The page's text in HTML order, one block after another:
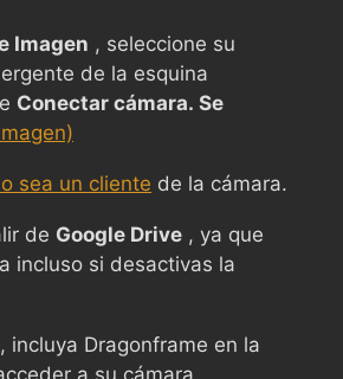
Imagen , seleccione su
de la esquina
Conectar cámara. Se
sea un cliente de la cámara.
de Google Drive , ya que
incluso si desactivas la
Dragonframe en la
a su cámara.